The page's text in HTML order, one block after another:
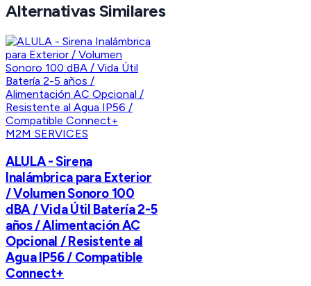
Alternativas Similares
M2M SERVICES
ALULA - Sirena
Inalámbrica para Exterior
/ Volumen Sonoro 100
dBA / Vida Útil Batería 2-5
años / Alimentación AC
Opcional / Resistente al
Agua IP56 / Compatible
Connect+